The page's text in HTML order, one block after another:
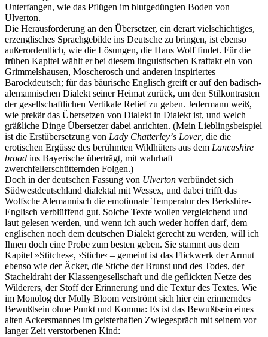
Unterfangen, wie das Pflügen im blutgedüngten Boden von
Ulverton.
Die Herausforderung an den Übersetzer, ein derart vielschichtiges,
erzenglisches Sprachgebilde ins Deutsche zu bringen, ist ebenso
außerordentlich, wie die Lösungen, die Hans Wolf findet. Für die
frühen Kapitel wählt er bei diesem linguistischen Kraftakt ein von
Grimmelshausen, Moscherosch und anderen inspiriertes
Barockdeutsch; für das bäurische Englisch greift er auf den badisch-
alemannischen Dialekt seiner Heimat zurück, um den Stilkontrasten
der gesellschaftlichen Vertikale Relief zu geben. Jedermann weiß,
wie prekär das Übersetzen von Dialekt in Dialekt ist, und welch
gräßliche Dinge Übersetzer dabei anrichten. (Mein Lieblingsbeispiel
ist die Erstübersetzung von Lady Chatterleyʼs Lover, die die
erotischen Ergüsse des berühmten Wildhüters aus dem Lancashire
broad ins Bayerische überträgt, mit wahrhaft
zwerchfellerschütternden Folgen.)
Doch in der deutschen Fassung von Ulverton verbündet sich
Südwestdeutschland dialektal mit Wessex, und dabei trifft das
Wolfsche Alemannisch die emotionale Temperatur des Berkshire-
Englisch verblüffend gut. Solche Texte wollen vergleichend und
laut gelesen werden, und wenn ich auch weder hoffen darf, dem
englischen noch dem deutschen Dialekt gerecht zu werden, will ich
Ihnen doch eine Probe zum besten geben. Sie stammt aus dem
Kapitel »Stitches«, ›Stiche‹ – gemeint ist das Flickwerk der Armut
ebenso wie der Äcker, die Stiche der Brunst und des Todes, der
Stacheldraht der Klassengesellschaft und die geflickten Netze des
Wilderers, der Stoff der Erinnerung und die Textur des Textes. Wie
im Monolog der Molly Bloom verströmt sich hier ein erinnerndes
Bewußtsein ohne Punkt und Komma: Es ist das Bewußtsein eines
alten Ackersmannes im geisterhaften Zwiegespräch mit seinem vor
langer Zeit verstorbenen Kind: